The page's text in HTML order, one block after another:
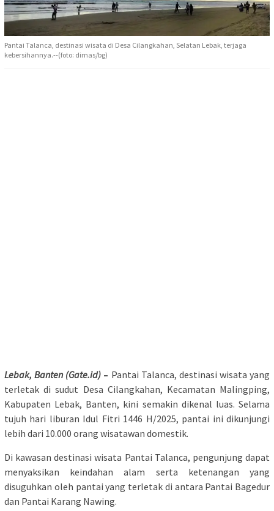
Pantai Talanca, destinasi wisata di Desa Cilangkahan, Selatan Lebak, terjaga
kebersihannya.--(foto: dimas/bg)
Lebak, Banten (Gate.id) – Pantai Talanca, destinasi wisata yang
terletak di sudut Desa Cilangkahan, Kecamatan Malingping,
Kabupaten Lebak, Banten, kini semakin dikenal luas. Selama
tujuh hari liburan Idul Fitri 1446 H/2025, pantai ini dikunjungi
lebih dari 10.000 orang wisatawan domestik.
Di kawasan destinasi wisata Pantai Talanca, pengunjung dapat
menyaksikan keindahan alam serta ketenangan yang
disuguhkan oleh pantai yang terletak di antara Pantai Bagedur
dan Pantai Karang Nawing.